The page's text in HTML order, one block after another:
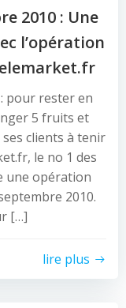
2010 : Une
l’opération
pour rester en
5 fruits et
clients à tenir
le no 1 des
une opération
2010.
[…]
lire plus